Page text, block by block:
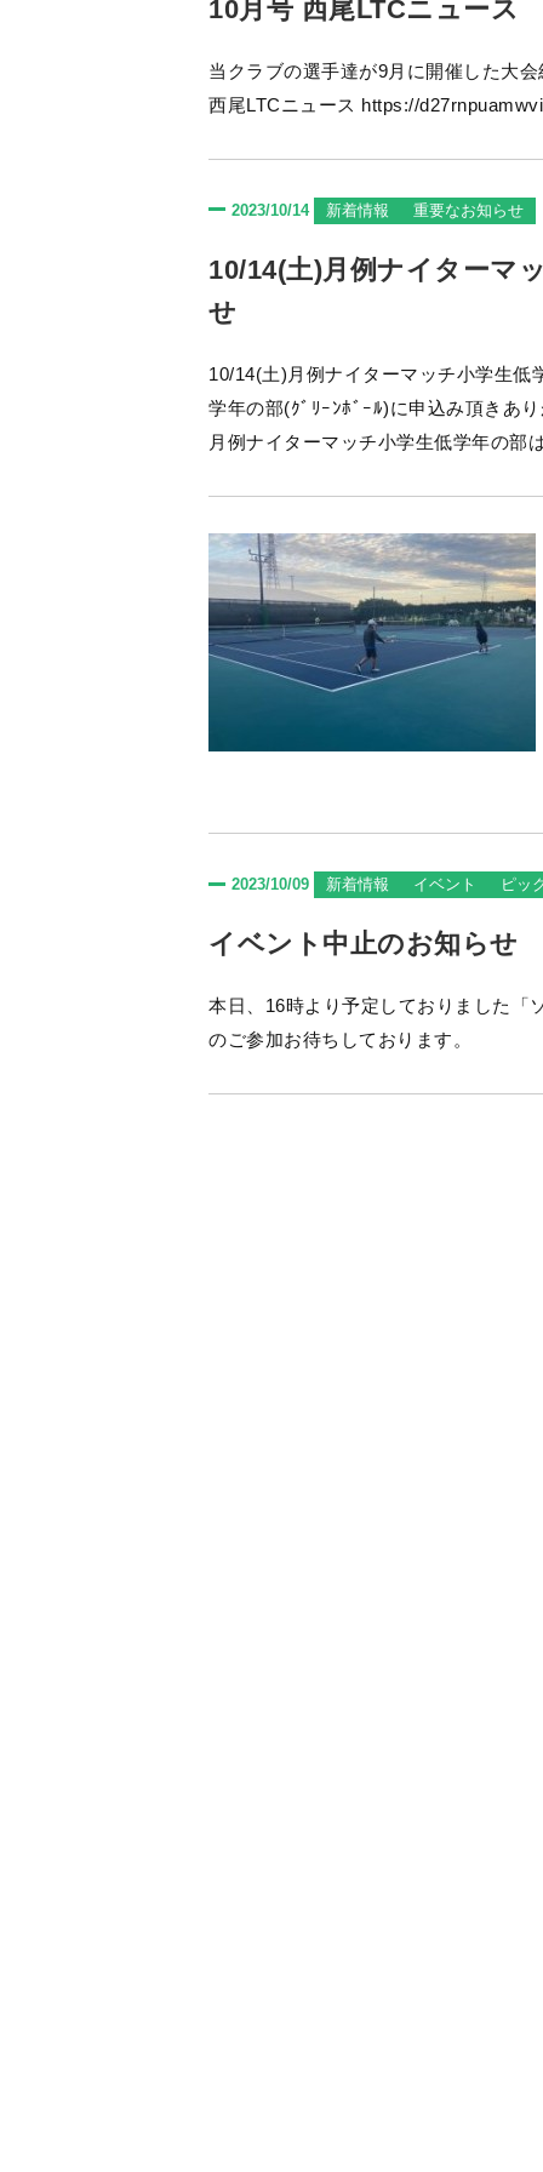
10月号 西尾LTCニュース
当クラブの選手達が9月に開催した大会結果を掲載しており
西尾LTCニュース https://
2023/10/14 新着情報 重要なお知らせ
10/14(土)月例ナイターマ
せ
10/14(土)月例ナイターマッチ小学生低学年の部(ｸﾞ
学年の部(ｸﾞﾘｰﾝﾎﾞｰﾙ)に申込み頂きあ
月例ナイターマッチ小学生低学年の部
2023/10/09 新着情報 イベント ピッ
イベント中止のお知らせ
本日、16時より予定しておりました「ソフトテニス 練
のご参加お待ちしております。